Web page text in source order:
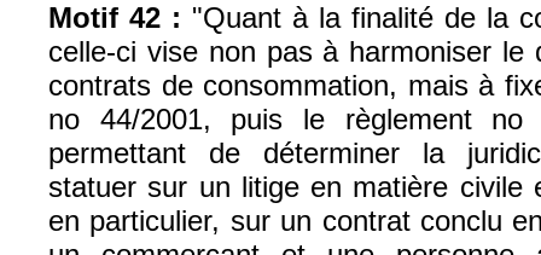
Motif 42 : "Quant à la finalité de la
celle-ci vise non pas à harmoniser le
contrats de consommation, mais à
no 44/2001, puis le règlement no
permettant de déterminer la
statuer sur un litige en matière civile
en particulier, sur un contrat conclu